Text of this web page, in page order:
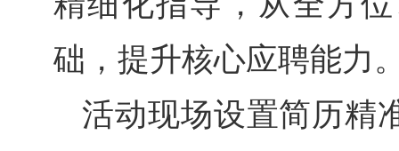
础，提升核心应聘能力
活动现场设置简历精